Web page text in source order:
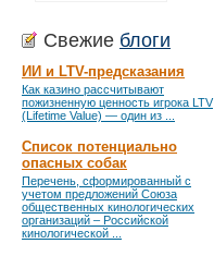
Свежие блоги
ИИ и LTV-предсказания
Как казино рассчитывают
пожизненную ценность игрока LTV
(Lifetime Value) — один из ...
Список потенциально
опасных собак
Перечень, сформированный с
учетом предложений Союза
общественных кинологических
организаций – Российской
кинологической ...